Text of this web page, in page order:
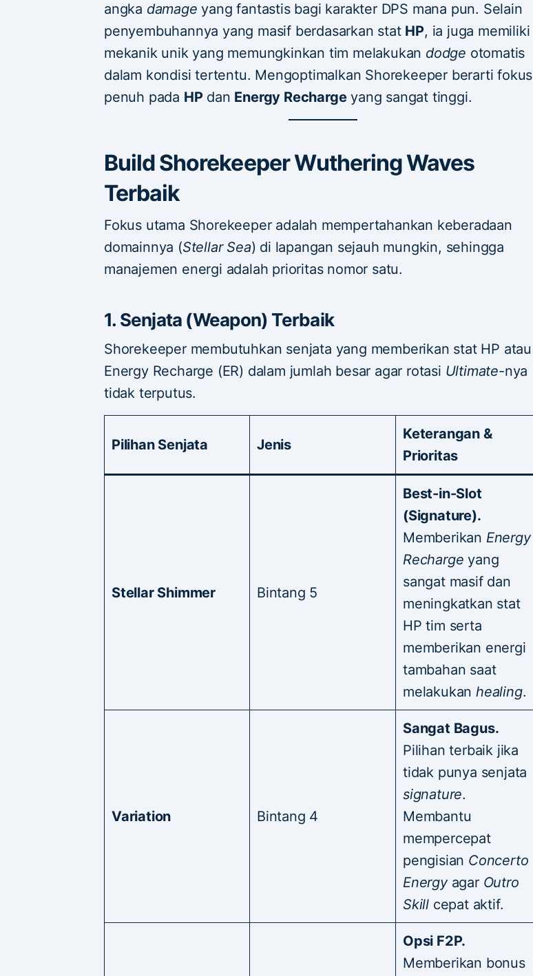
angka damage yang fantastis bagi karakter DPS mana pun. Selain
penyembuhannya yang masif berdasarkan stat HP, ia juga memiliki
mekanik unik yang memungkinkan tim melakukan dodge otomatis
dalam kondisi tertentu. Mengoptimalkan Shorekeeper berarti fokus
penuh pada HPdan Energy Rechargeyang sangat tinggi.
Build Shorekeeper Wuthering Waves
Terbaik
Fokus utama Shorekeeper adalah mempertahankan keberadaan
domainnya (Stellar Sea) di lapangan sejauh mungkin, sehingga
manajemen energi adalah prioritas nomor satu.
1. Senjata (Weapon) Terbaik
Shorekeeper membutuhkan senjata yang memberikan stat HP atau
Energy Recharge (ER) dalam jumlah besar agar rotasi Ultimate-nya
tidak terputus.
Pilihan Senjata Jenis
Keterangan &
Prioritas
Stellar Shimmer Bintang 5
Best-in-Slot
(Signature).
Memberikan Energy
Recharge yang
sangat masif dan
meningkatkan stat
HP tim serta
memberikan energi
tambahan saat
melakukanhealing.
Variation Bintang 4
Sangat Bagus.
Pilihan terbaik jika
tidak punya senjata
signature.
Membantu
mempercepat
pengisian Concerto
Energyagar Outro
Skill cepat aktif.
Opsi F2P.
Memberikan bonus